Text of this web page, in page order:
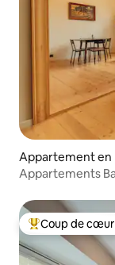
Appartement en
Appartements
Coups de cœur
Coup de